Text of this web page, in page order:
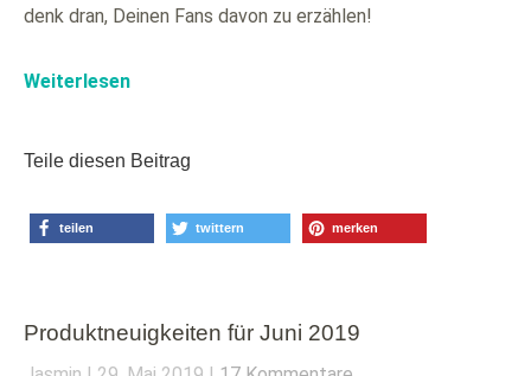
denk dran, Deinen Fans davon zu erzählen!
Weiterlesen
Teile diesen Beitrag
teilen twittern merken
Produktneuigkeiten für Juni 2019